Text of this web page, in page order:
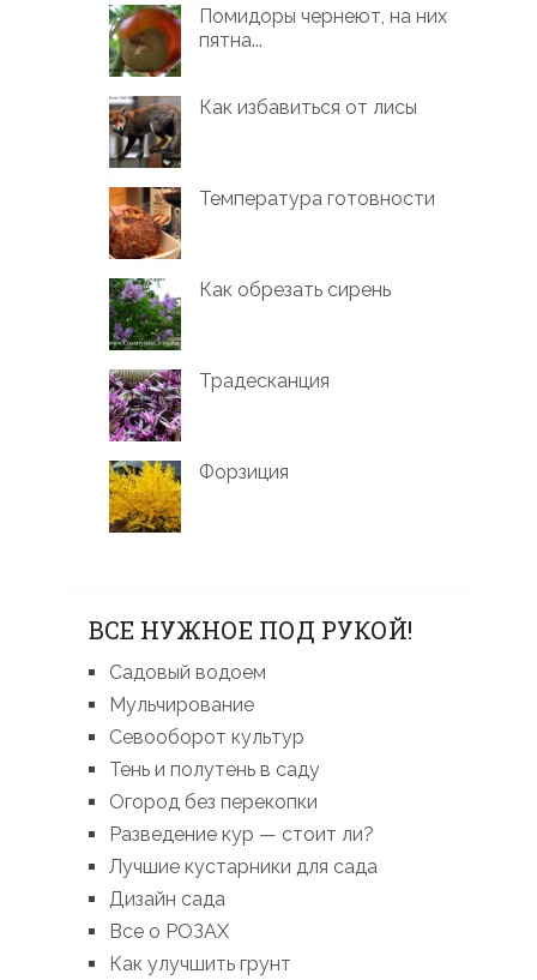
Помидоры чернеют, на них
пятна...
Как избавиться от лисы
Температура готовности
Как обрезать сирень
Традесканция
Форзиция
ВСЕ НУЖНОЕ ПОД РУКОЙ!
Садовый водоем
Мульчирование
Севооборот культур
Тень и полутень в саду
Огород без перекопки
Разведение кур — стоит ли?
Лучшие кустарники для сада
Дизайн сада
Все о РОЗАХ
Как улучшить грунт